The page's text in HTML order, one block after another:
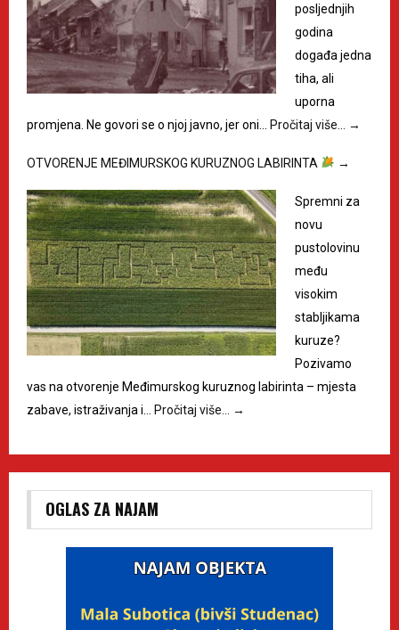
posljednjih
godina
događa jedna
tiha, ali
uporna
promjena. Ne govori se o njoj javno, jer oni…
Pročitaj više… →
OTVORENJE MEĐIMURSKOG KURUZNOG LABIRINTA →
Spremni za
novu
pustolovinu
među
visokim
stabljikama
kuruze?
Pozivamo
vas na otvorenje Međimurskog kuruznog labirinta – mjesta
zabave, istraživanja i…
Pročitaj više… →
OGLAS ZA NAJAM